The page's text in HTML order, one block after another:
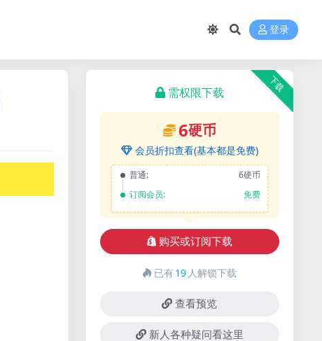
登录
下载
需权限下载
6硬币
会员折扣查看(基本都是免费)
普通:
6硬币
订阅会员:
免费
购买或订阅下载
已有19 人解锁下载
查看预览
新人各种疑问看这里